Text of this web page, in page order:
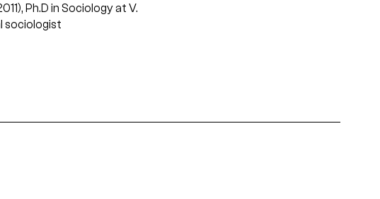
Ph.D in Sociology at V.
sociologist